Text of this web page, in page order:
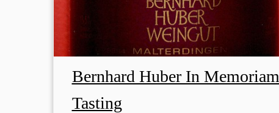
Bernhard Huber In Memoriam
Tasting